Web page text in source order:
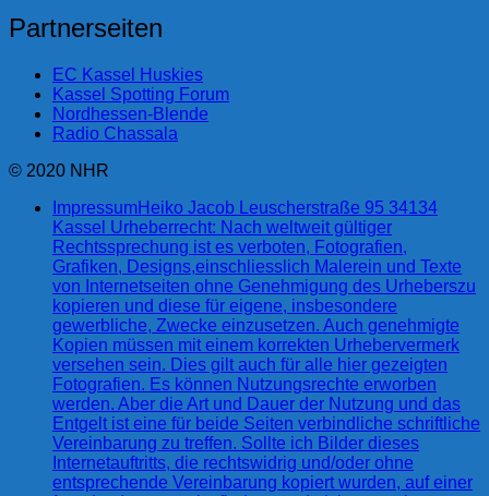
Partnerseiten
EC Kassel Huskies
Kassel Spotting Forum
Nordhessen-Blende
Radio Chassala
© 2020 NHR
ImpressumHeiko Jacob Leuscherstraße 95 34134
Kassel Urheberrecht: Nach weltweit gültiger
Rechtssprechung ist es verboten, Fotografien,
Grafiken, Designs,einschliesslich Malerein und Texte
von Internetseiten ohne Genehmigung des Urheberszu
kopieren und diese für eigene, insbesondere
gewerbliche, Zwecke einzusetzen. Auch genehmigte
Kopien müssen mit einem korrekten Urhebervermerk
versehen sein. Dies gilt auch für alle hier gezeigten
Fotografien. Es können Nutzungsrechte erworben
werden. Aber die Art und Dauer der Nutzung und das
Entgelt ist eine für beide Seiten verbindliche schriftliche
Vereinbarung zu treffen. Sollte ich Bilder dieses
Internetauftritts, die rechtswidrig und/oder ohne
entsprechende Vereinbarung kopiert wurden, auf einer